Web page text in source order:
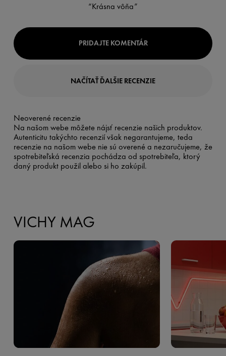
“Krásna vôňa”
PRIDAJTE KOMENTÁR
NAČÍTAŤ ĎALŠIE RECENZIE
Neoverené recenzie
Na našom webe môžete nájsť recenzie našich produktov.
Autenticitu takýchto recenzií však negarantujeme, teda
recenzie na našom webe nie sú overené a nezaručujeme, že
spotrebiteľská recenzia pochádza od spotrebiteľa, ktorý
daný produkt použil alebo si ho zakúpil.
VICHY MAG